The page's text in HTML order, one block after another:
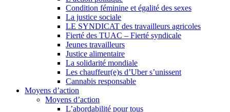
Condition féminine et égalité des sexes
La justice sociale
LE SYNDICAT des travailleurs agricoles
Fierté des TUAC – Fierté syndicale
Jeunes travailleurs
Justice alimentaire
La solidarité mondiale
Les chauffeur(e)s d’Uber s’unissent
Cannabis responsable
Moyens d’action
Moyens d’action
L’abordabilité pour tous